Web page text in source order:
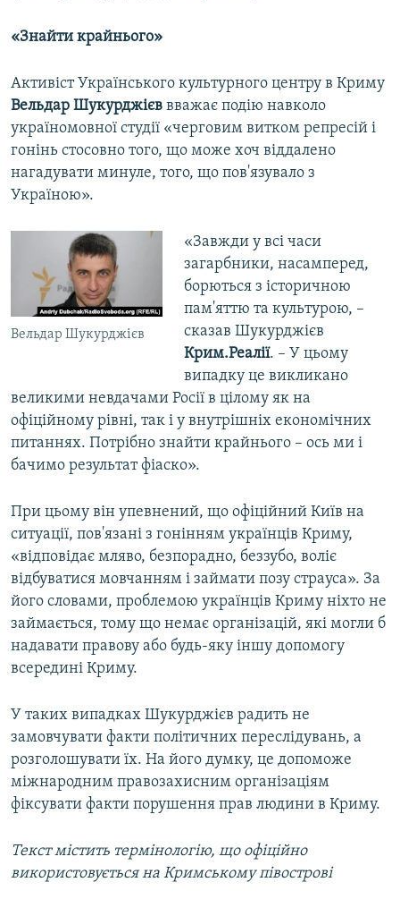
«Знайти крайнього»
Активіст Українського культурного центру в Криму
Вельдар Шукурджієв вважає подію навколо
україномовної студії «черговим витком репресій і
гонінь стосовно того, що може хоч віддалено
нагадувати минуле, того, що пов'язувало з
Україною».
Вельдар Шукурджієв
«Завжди у всі часи
загарбники, насамперед,
борються з історичною
пам'яттю та культурою, –
сказав Шукурджієв
Крим.Реалії. – У цьому
випадку це викликано
великими невдачами Росії в цілому як на
офіційному рівні, так і у внутрішніх економічних
питаннях. Потрібно знайти крайнього – ось ми і
бачимо результат фіаско».
При цьому він упевнений, що офіційний Київ на
ситуації, пов'язані з гонінням українців Криму,
«відповідає мляво, безпорадно, беззубо, воліє
відбуватися мовчанням і займати позу страуса». За
його словами, проблемою українців Криму ніхто не
займається, тому що немає організацій, які могли б
надавати правову або будь-яку іншу допомогу
всередині Криму.
У таких випадках Шукурджієв радить не
замовчувати факти політичних переслідувань, а
розголошувати їх. На його думку, це допоможе
міжнародним правозахисним організаціям
фіксувати факти порушення прав людини в Криму.
Текст містить термінологію, що офіційно
використовується на Кримському півострові